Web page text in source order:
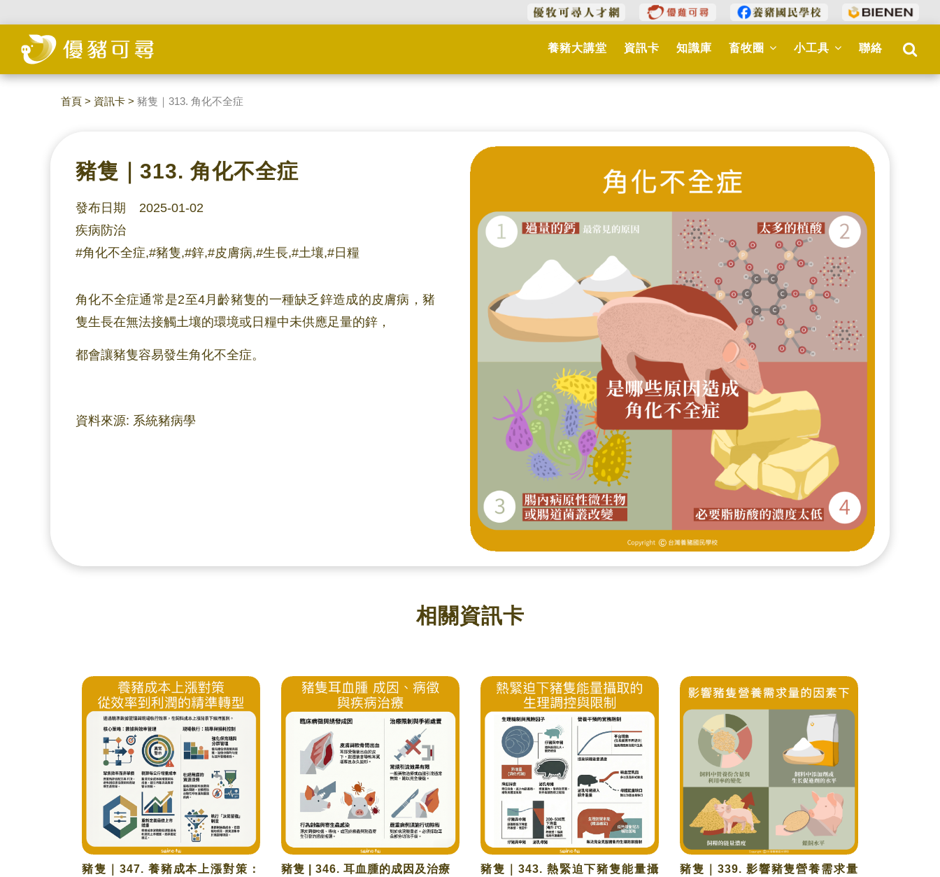
養豬大講堂 資訊卡 知識庫 畜牧圈 小工具 聯絡
首頁 > 資訊卡 > 豬隻｜313. 角化不全症
豬隻｜313. 角化不全症
發布日期 2025-01-02
疾病防治
#角化不全症,#豬隻,#鋅,#皮膚病,#生長,#土壤,#日糧
角化不全症通常是2至4月齡豬隻的一種缺乏鋅造成的皮膚病，豬
隻生長在無法接觸土壤的環境或日糧中未供應足量的鋅，
都會讓豬隻容易發生角化不全症。
資料來源: 系統豬病學
相關資訊卡
豬隻｜347. 養豬成本上漲對策：
豬隻 | 346. 耳血腫的成因及治療
豬隻｜343. 熱緊迫下豬隻能量攝
豬隻｜339. 影響豬隻營養需求量